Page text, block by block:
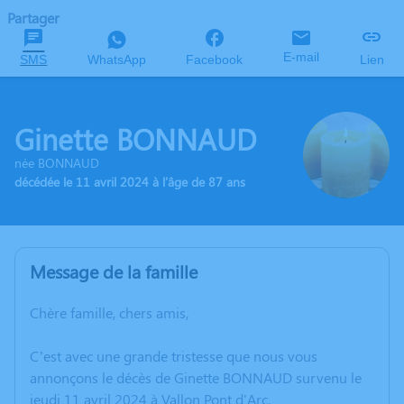
Partager
SMS WhatsApp Facebook E-mail Lien
Ginette BONNAUD
née BONNAUD
décédée le 11 avril 2024 à l'âge de 87 ans
Message de la famille
Chère famille, chers amis,
C’est avec une grande tristesse que nous vous
annonçons le décès de Ginette BONNAUD survenu le
jeudi 11 avril 2024 à Vallon Pont d'Arc.